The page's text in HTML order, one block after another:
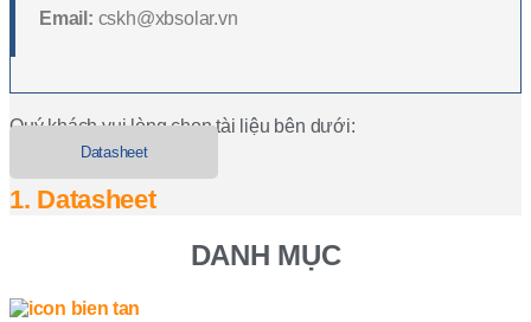
Email: cskh@xbsolar.vn
Quý khách vui lòng chọn tài liệu bên dưới:
Datasheet
1. Datasheet
DANH MỤC